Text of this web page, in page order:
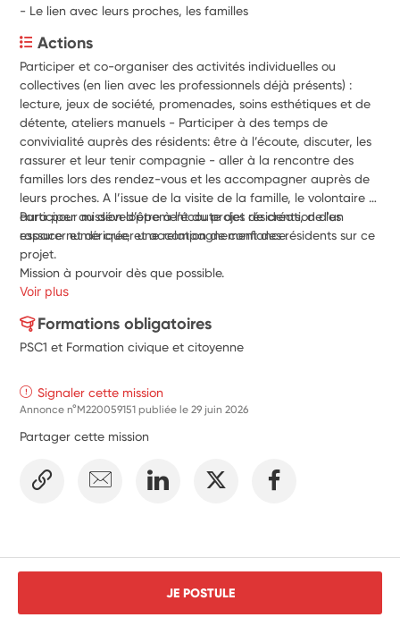
- Le lien avec leurs proches, les familles
Actions
Participer et co-organiser des activités individuelles ou
collectives (en lien avec les professionnels déjà présents) :
lecture, jeux de société, promenades, soins esthétiques et de
détente, ateliers manuels - Participer à des temps de
convivialité auprès des résidents: être à l’écoute, discuter, les
rassurer et leur tenir compagnie - aller à la rencontre des
familles lors des rendez-vous et les accompagner auprès de
leurs proches. A l’issue de la visite de la famille, le volontaire
aura pour mission d’être à l’écoute des résidents, de les
rassurer et de créer une relation de confiance.
Participer au développement du projet de création d'un
espace numérique, et accompagnement des résidents sur ce
projet.
Mission à pourvoir dès que possible.
Voir plus
Formations obligatoires
PSC1 et Formation civique et citoyenne
Signaler cette mission
Annonce n°M220059151 publiée le29 juin 2026
Partager cette mission
JE POSTULE